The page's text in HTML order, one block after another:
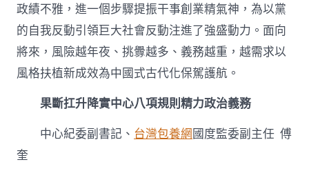
政績不雅，進一個步驟提振干事創業精氣神，為以黨
的自我反動引領巨大社會反動注進了強盛動力。面向
將來，風險越年夜、挑釁越多、義務越重，越需求以
風格扶植新成效為中國式古代化保駕護航。
果斷扛升降實中心八項規則精力政治義務
中心紀委副書記、 台灣包養網國度監委副主任 傅
奎